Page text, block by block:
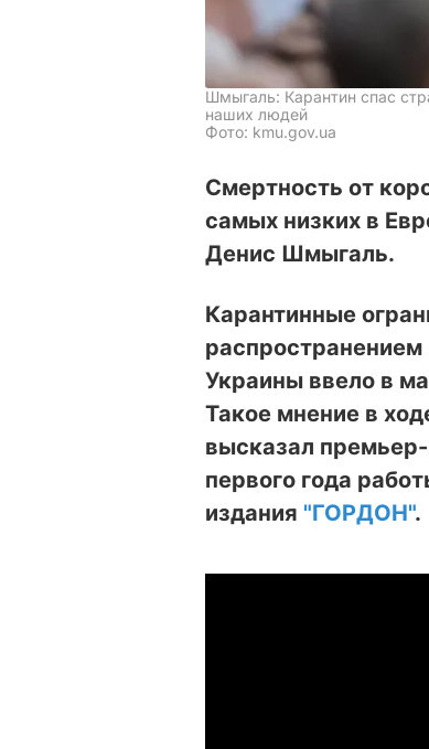
Шмыгаль: Карантин спас
наших людей
Фото: kmu.gov.ua
Смертность от
самых низких в
Денис Шмыгаль.
Карантинные
Украины ввело в
Такое мнение в
высказал
первого года
издания "ГОРДОН".